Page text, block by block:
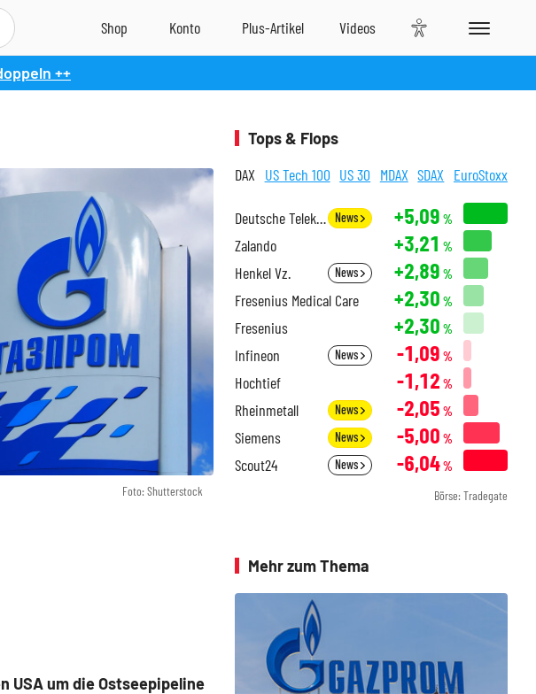
++
Foto: Shutterstock
USA um die Ostseepipeline
Tops & Flops
DAX US Tech 100 US 30 MDAX SDAX EuroStoxx
Deutsche Telekom News +5,09 %
Zalando +3,21 %
Henkel Vz. News +2,89 %
Fresenius Medical Care +2,30 %
Fresenius +2,30 %
Infineon News -1,09 %
Hochtief -1,12 %
Rheinmetall News -2,05 %
Siemens News -5,00 %
Scout24 News -6,04%
Börse: Tradegate
Mehr zum Thema